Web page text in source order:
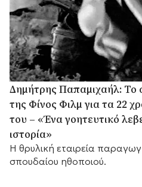
Δημήτρης Παπαμιχαήλ: Το
της Φίνος Φιλμ για τα 22
του – «Ένα γοητευτικό
ιστορία»
Η θρυλική εταιρεία
σπουδαίου ηθοποιού.